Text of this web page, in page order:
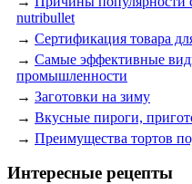
nutribullet
→ Сертификация товара
→ Самые эффективные
промышленности
→ Заготовки на зиму
→ Вкусные пироги,
→ Преимущества тортов
Интересные рецепты